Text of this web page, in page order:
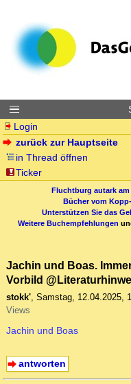
Login
zurück zur Hauptseite
in Thread öffnen
Ticker
Fluchtburg autark am
Bücher vom
Unterstützen Sie das
Weitere Buchempfehlungen
Jachin und Boas.
Vorbild
stokk', Samstag, 12.04.2025,
Views
Jachin und Boas
antworten